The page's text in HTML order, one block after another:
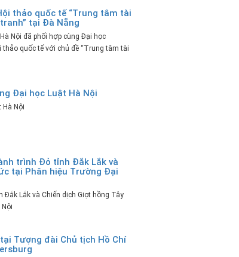
thảo quốc tế “Trung tâm tài
tại Đà Nẵng
Nội đã phối hợp cùng Đại học
quốc tế với chủ đề “Trung tâm tài
Đại học Luật Hà Nội
Nội
trình Đỏ tỉnh Đắk Lắk và
tại Phân hiệu Trường Đại
Lắk và Chiến dịch Giọt hồng Tây
Tượng đài Chủ tịch Hồ Chí